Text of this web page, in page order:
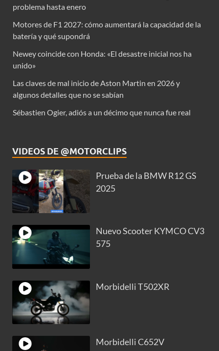
problema hasta enero
Motores de F1 2027: cómo aumentará la capacidad de la
batería y qué supondrá
Newey coincide con Honda: «El desastre inicial nos ha
unido»
Las claves de mal inicio de Aston Martin en 2026 y
algunos detalles que no se sabían
Sébastien Ogier, adiós a un décimo que nunca fue real
VIDEOS DE @MOTORCLIPS
Prueba de la BMW R12 GS
2025
Nuevo Scooter KYMCO CV3
575
Morbidelli T502XR
Morbidelli C652V